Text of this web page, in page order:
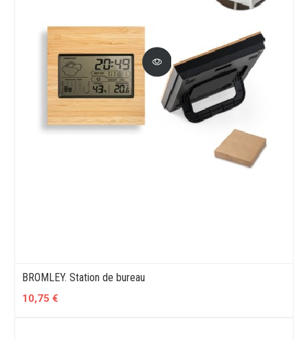
BROMLEY. Station de bureau
10,75 €